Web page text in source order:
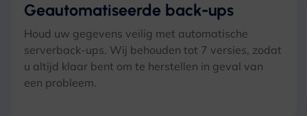
Geautomatiseerde back-ups
Houd uw gegevens veilig met automatische
serverback-ups. Wij behouden tot 7 versies, zodat
u altijd klaar bent om te herstellen in geval van
een probleem.